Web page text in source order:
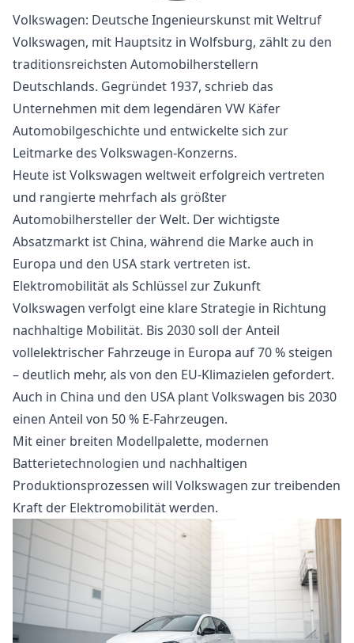
Volkswagen: Deutsche Ingenieurskunst mit Weltruf
Volkswagen, mit Hauptsitz in Wolfsburg, zählt zu den
traditionsreichsten Automobilherstellern
Deutschlands. Gegründet 1937, schrieb das
Unternehmen mit dem legendären VW Käfer
Automobilgeschichte und entwickelte sich zur
Leitmarke des Volkswagen-Konzerns.
Heute ist Volkswagen weltweit erfolgreich vertreten
und rangierte mehrfach als größter
Automobilhersteller der Welt. Der wichtigste
Absatzmarkt ist China, während die Marke auch in
Europa und den USA stark vertreten ist.
Elektromobilität als Schlüssel zur Zukunft
Volkswagen verfolgt eine klare Strategie in Richtung
nachhaltige Mobilität. Bis 2030 soll der Anteil
vollelektrischer Fahrzeuge in Europa auf 70 % steigen
– deutlich mehr, als von den EU-Klimazielen gefordert.
Auch in China und den USA plant Volkswagen bis 2030
einen Anteil von 50 % E-Fahrzeugen.
Mit einer breiten Modellpalette, modernen
Batterietechnologien und nachhaltigen
Produktionsprozessen will Volkswagen zur treibenden
Kraft der Elektromobilität werden.